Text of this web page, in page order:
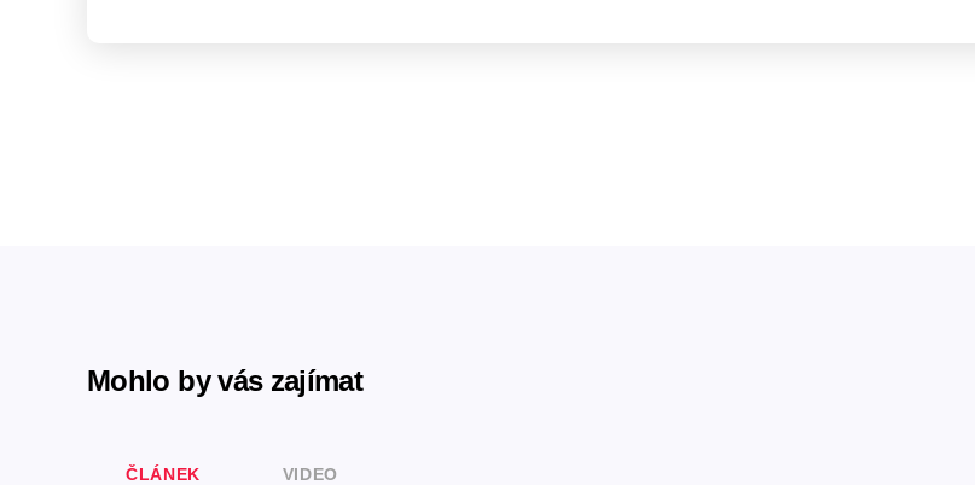
Mohlo by vás zajímat
ČLÁNEK VIDEO